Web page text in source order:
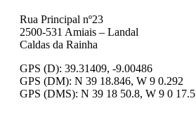
Rua Principal nº23
2500-531 Amiais – Landal
Caldas da Rainha
GPS (D): 39.31409, -9.00486
GPS (DM): N 39 18.846, W 9 0.292
GPS (DMS): N 39 18 50.8, W 9 0 17.5